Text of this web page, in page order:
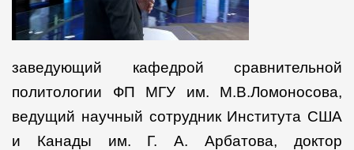
заведующий кафедрой сравнительной
политологии ФП МГУ им. М.В.Ломоносова,
ведущий научный сотрудник Института США
и Канады им. Г. А. Арбатова, доктор